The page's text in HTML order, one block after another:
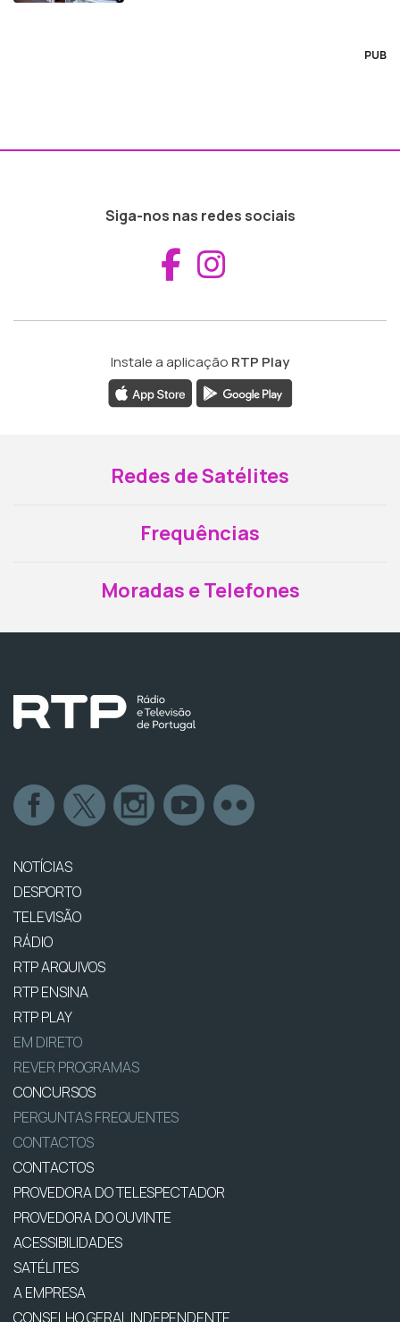
PUB
Siga-nos nas redes sociais
Aceder ao
Instale a aplicação RTP Play
Redes de Satélites
Frequências
Moradas e Telefones
NOTÍCIAS
DESPORTO
TELEVISÃO
RÁDIO
RTP ARQUIVOS
RTP ENSINA
RTP PLAY
EM DIRETO
REVER PROGRAMAS
CONCURSOS
PERGUNTAS FREQUENTES
CONTACTOS
CONTACTOS
PROVEDORA DO TELESPECTADOR
PROVEDORA DO OUVINTE
ACESSIBILIDADES
SATÉLITES
A EMPRESA
CONSELHO GERAL INDEPENDENTE